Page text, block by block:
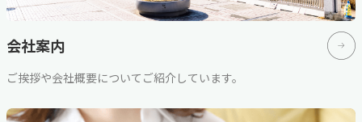
会社案内
ご挨拶や会社概要についてご紹介しています。